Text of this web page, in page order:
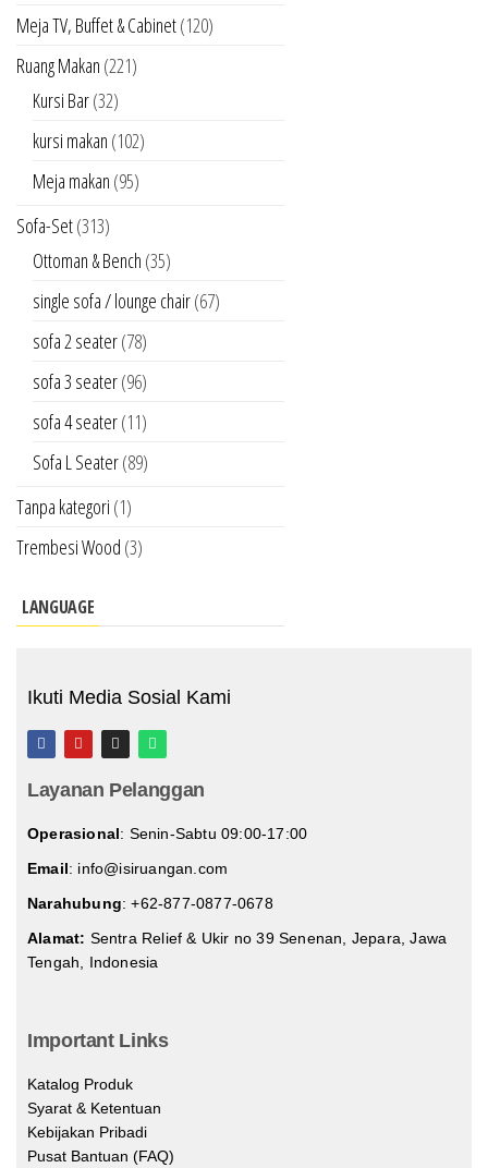
Meja TV, Buffet & Cabinet(120)
Ruang Makan (221)
Kursi Bar(32)
kursi makan (102)
Meja makan (95)
Sofa-Set(313)
Ottoman & Bench (35)
single sofa / lounge chair(67)
sofa 2 seater(78)
sofa 3 seater(96)
sofa 4 seater(11)
Sofa L Seater(89)
Tanpa kategori (1)
Trembesi Wood (3)
LANGUAGE
Ikuti Media Sosial Kami
Layanan Pelanggan
Operasional: Senin-Sabtu 09:00-17:00
Email: info@isiruangan.com
Narahubung:+62-877-0877-0678
Alamat: Sentra Relief & Ukir no 39 Senenan, Jepara, Jawa
Tengah, Indonesia
Important Links
Katalog Produk
Syarat & Ketentuan
Kebijakan Pribadi
Pusat Bantuan (FAQ)